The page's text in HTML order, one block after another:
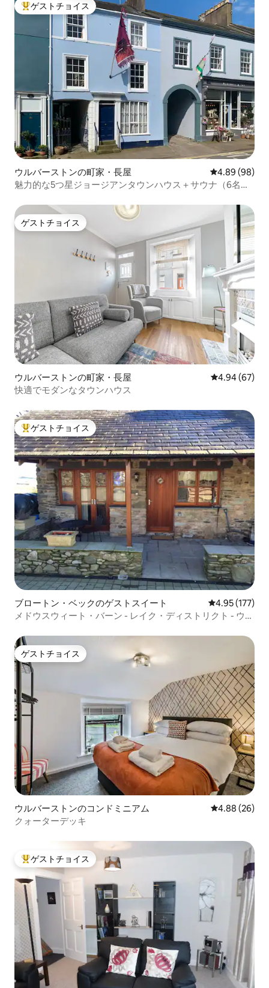
大好評のゲストチョイスです。
ゲストチョイス
ウルバーストンの町家・長屋 レビュー98件
4.89 (98)
魅力的な5つ星ジョージアンタウンハウス＋サウナ（6名様
ゲストチョイス
ゲストチョイス
ウルバーストンの町家・長屋 レビュー67
4.94 (67)
快適でモダンなタウンハウス
大好評のゲストチョイスです。
ゲストチョイス
ブロートン・ベックのゲストスイート レビュー177
4.95 (177)
メドウスウィート・バーン - レイク・ディストリクト - ウル
ゲストチョイス
ゲストチョイス
ウルバーストンのコンドミニアム レビュー26
4.88 (26)
クォーターデッキ
大好評のゲストチョイスです。
ゲストチョイス